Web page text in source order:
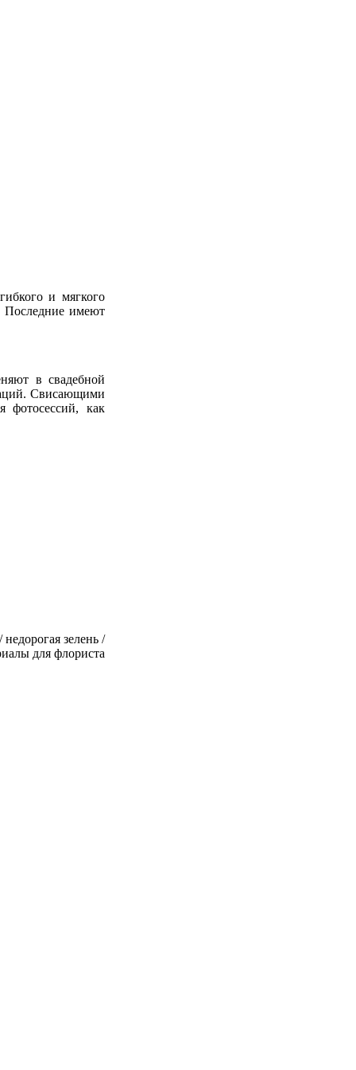
и мягкого
Последние имеют
в свадебной
Свисающими
фотосессий, как
недорогая зелень /
для флориста